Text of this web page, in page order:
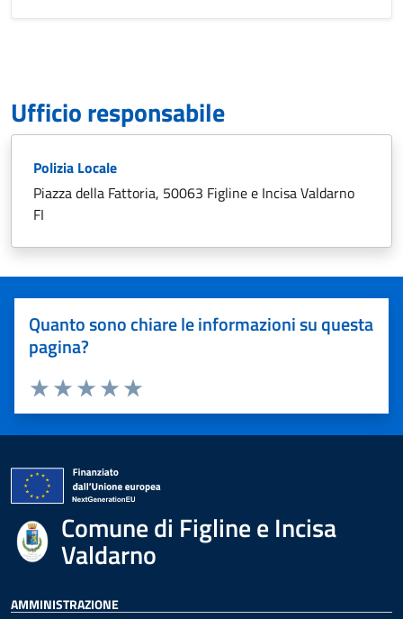
Ufficio responsabile
Polizia Locale
Piazza della Fattoria, 50063 Figline e Incisa Valdarno
FI
Quanto sono chiare le informazioni su questa
pagina?
Valuta 5 stelle su 5
Valuta 4 stelle su 5
Valuta 3 stelle su 5
Valuta 2 stelle su 5
Valuta 1 stelle su 5
Comune di Figline e Incisa
Valdarno
AMMINISTRAZIONE